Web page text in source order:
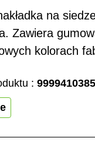
na
Zawiera
kolorach
: